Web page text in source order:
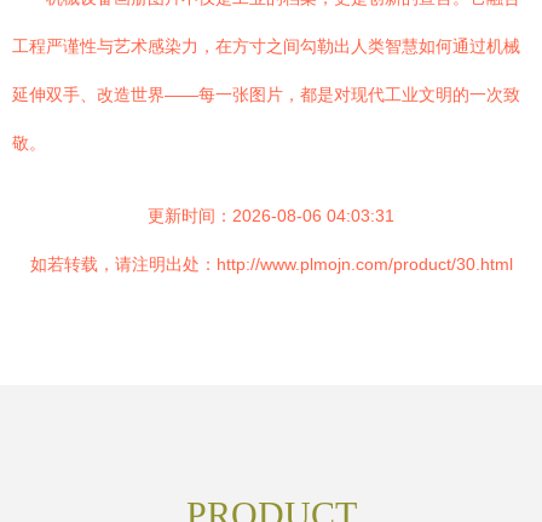
工程严谨性与艺术感染力，在方寸之间勾勒出人类智慧如何通过机械
延伸双手、改造世界——每一张图片，都是对现代工业文明的一次致
敬。
更新时间：2026-08-06 04:03:31
如若转载，请注明出处：http://www.plmojn.com/product/30.html